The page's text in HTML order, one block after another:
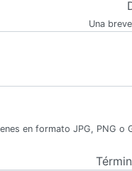
Una
en formato JPG, PNG o